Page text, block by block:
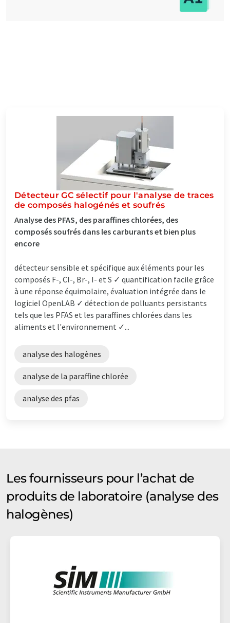
Détecteur GC sélectif pour l'analyse de traces
de composés halogénés et soufrés
Analyse des PFAS, des paraffines chlorées, des
composés soufrés dans les carburants et bien plus
encore
détecteur sensible et spécifique aux éléments pour les
composés F-, Cl-, Br-, I- et S ✓ quantification facile grâce
à une réponse équimolaire, évaluation intégrée dans le
logiciel OpenLAB ✓ détection de polluants persistants
tels que les PFAS et les paraffines chlorées dans les
aliments et l'environnement ✓...
analyse des halogènes
analyse de la paraffine chlorée
analyse des pfas
Les fournisseurs pour l’achat de
produits de laboratoire (analyse des
halogènes)